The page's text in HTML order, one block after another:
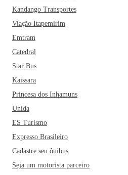
Kandango Transportes
Viação Itapemirim
Emtram
Catedral
Star Bus
Kaissara
Princesa dos Inhamuns
Unida
ES Turismo
Expresso Brasileiro
Cadastre seu ônibus
Seja um motorista parceiro